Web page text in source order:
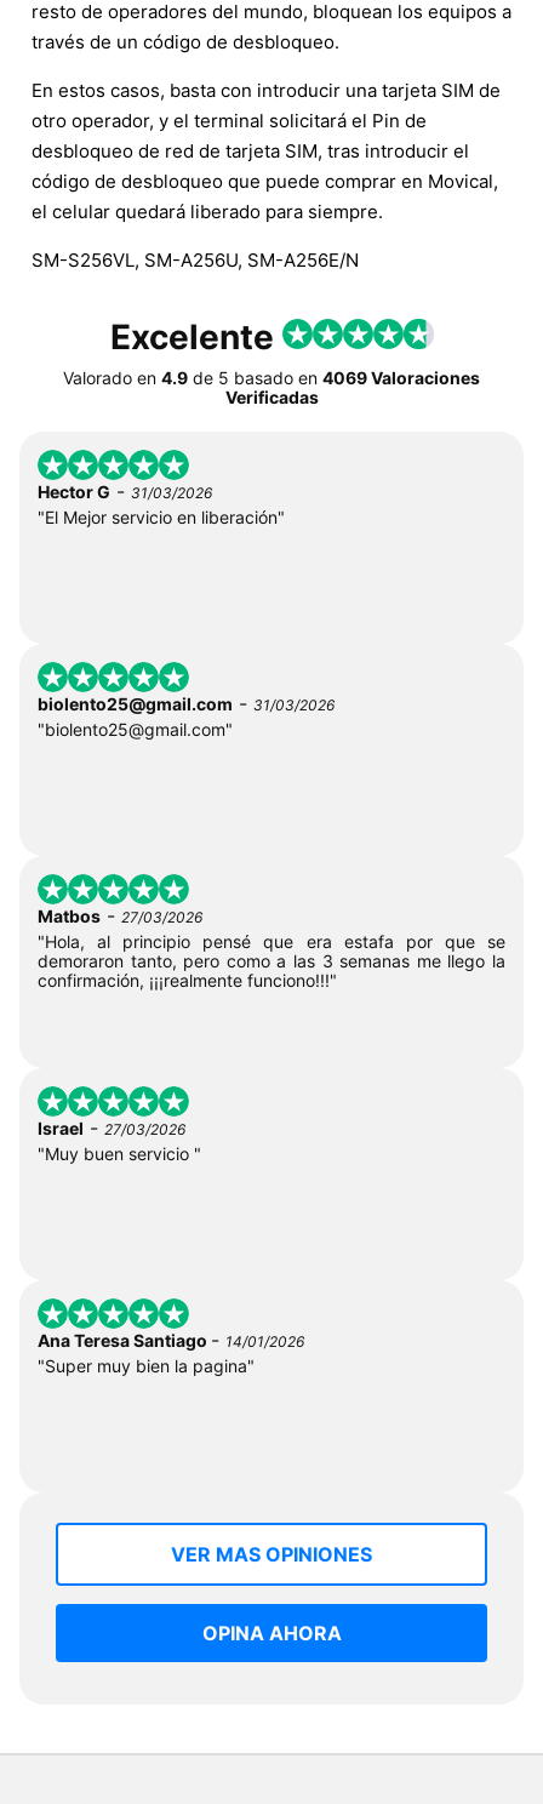
resto de operadores del mundo, bloquean los equipos a
través de un código de desbloqueo.
En estos casos, basta con introducir una tarjeta SIM de
otro operador, y el terminal solicitará el Pin de
desbloqueo de red de tarjeta SIM, tras introducir el
código de desbloqueo que puede comprar en Movical,
el celular quedará liberado para siempre.
SM-S256VL, SM-A256U, SM-A256E/N
Excelente
Valorado en 4.9 de 5 basado en 4069 Valoraciones
Verificadas
Hector G - 31/03/2026
"El Mejor servicio en liberación"
biolento25@gmail.com - 31/03/2026
"biolento25@gmail.com"
Matbos - 27/03/2026
"Hola, al principio pensé que era estafa por que se
demoraron tanto, pero como a las 3 semanas me llego la
confirmación, ¡¡¡realmente funciono!!!"
Israel - 27/03/2026
"Muy buen servicio "
Ana Teresa Santiago - 14/01/2026
"Super muy bien la pagina"
VER MAS OPINIONES
OPINA AHORA